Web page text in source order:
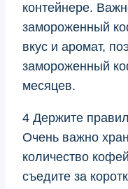
контейнере.
замороженный
вкус и аромат,
замороженный
месяцев.
4 Держите
Очень важно
количество
съедите за